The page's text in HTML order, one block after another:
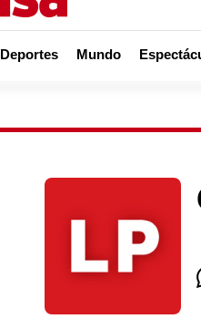
Deportes Mundo